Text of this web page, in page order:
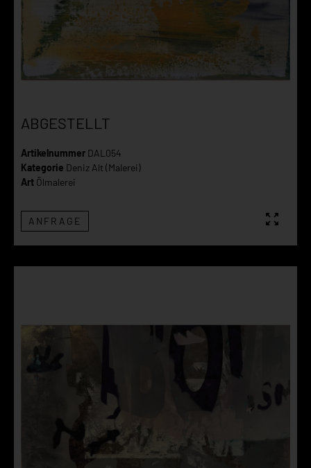
ABGESTELLT
Artikelnummer DAL054
Kategorie Deniz Alt (Malerei)
Art Ölmalerei
ANFRAGE